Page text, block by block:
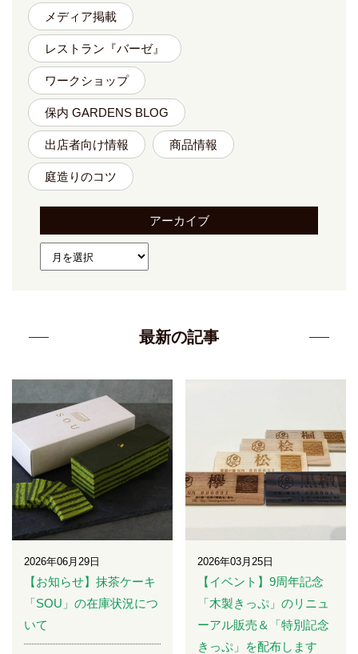
メディア掲載
レストラン『バーゼ』
ワークショップ
保内 GARDENS BLOG
出店者向け情報 商品情報
庭造りのコツ
アーカイブ
最新の記事
2026年06月29日
【お知らせ】抹茶ケーキ
「SOU」の在庫状況につ
いて
2026年03月25日
【イベント】9周年記念
「木製きっぷ」のリニュ
ーアル販売＆「特別記念
きっぷ」を配布します